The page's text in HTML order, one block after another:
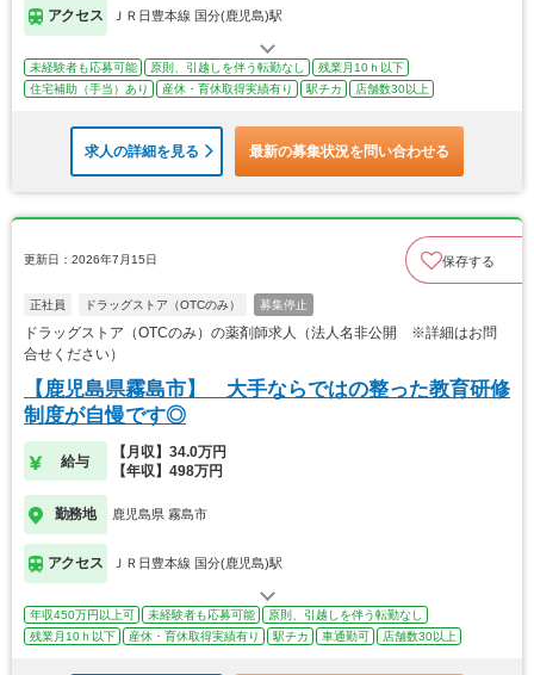
アクセス ＪＲ日豊本線 国分(鹿児島)駅
未経験者も応募可能 原則、引越しを伴う転勤なし
残業月10ｈ以下
住宅補助（手当）あり
産休・育休取得実績有り 駅チカ 店舗数30以上
求人の詳細を見る 最新の募集状況を問い合わせる
更新日：2026年7月15日 保存する
正社員 ドラッグストア（OTCのみ） 募集停止
ドラッグストア（OTCのみ）の薬剤師求人（法人名非公開 ※詳細はお問
合せください）
【鹿児島県霧島市】 大手ならではの整った教育研修
制度が自慢です◎
給与
【月収】34.0万円
【年収】498万円
勤務地 鹿児島県 霧島市
アクセス ＪＲ日豊本線 国分(鹿児島)駅
年収450万円以上可 未経験者も応募可能
原則、引越しを伴う転勤なし
残業月10ｈ以下
産休・育休取得実績有り 駅チカ 車通勤可 店舗数30以上